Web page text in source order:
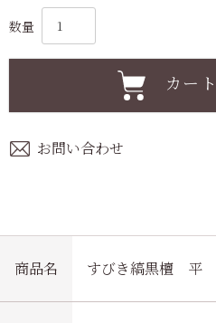
)
カー
お問い合わせ
商品名 すびき縞黒檀